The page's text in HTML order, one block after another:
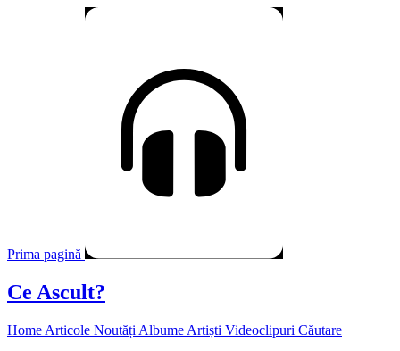
Prima pagină
Ce Ascult?
Home Articole Noutăți Albume Artiști Videoclipuri Căutare